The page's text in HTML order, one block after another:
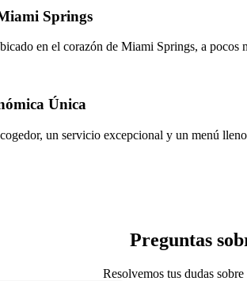
Springs
en el corazón de Miami Springs, a
Única
un servicio excepcional y un menú
Preguntas
Resolvemos tus dudas